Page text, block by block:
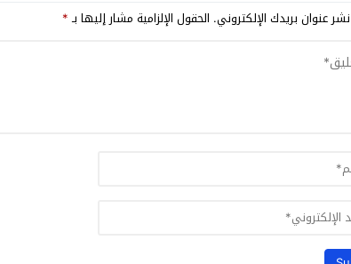
عنوان بريدك الإلكتروني. الحقول الإلزامية مشار إليها بـ*